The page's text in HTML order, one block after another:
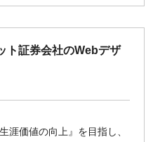
ト証券会社のWebデザ
涯価値の向上』を目指し、